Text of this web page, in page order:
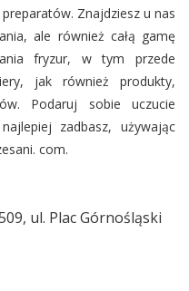
Znajdziesz u nas
ale również całą gamę
fryzur, w tym przede
jak również produkty,
Podaruj sobie uczucie
zadbasz, używając
com.
ul. Plac Górnośląski